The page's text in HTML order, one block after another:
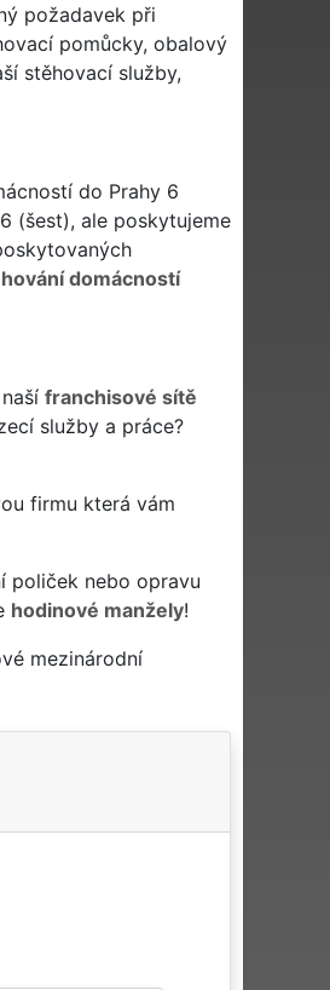
požadavek při
pomůcky, obalový
stěhovací služby,
do Prahy 6
(šest), ale poskytujeme
domácností
franchisové sítě
služby a práce?
firmu která vám
poliček nebo opravu
hodinové manžely!
mezinárodní